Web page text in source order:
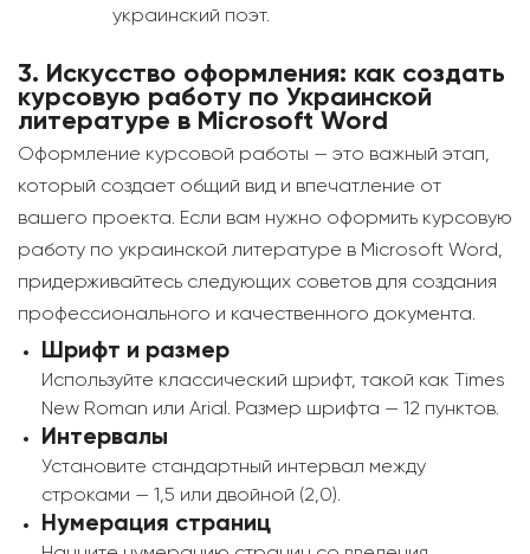
украинский поэт.
3. Искусство оформления: как создать
курсовую работу по Украинской
литературе в Microsoft Word
Оформление курсовой работы — это важный этап,
который создает общий вид и впечатление от
вашего проекта. Если вам нужно оформить курсовую
работу по украинской литературе в Microsoft Word,
придерживайтесь следующих советов для создания
профессионального и качественного документа.
Шрифт и размер
Используйте классический шрифт, такой как Times
New Roman или Arial. Размер шрифта — 12 пунктов.
Интервалы
Установите стандартный интервал между
строками — 1,5 или двойной (2,0).
Нумерация страниц